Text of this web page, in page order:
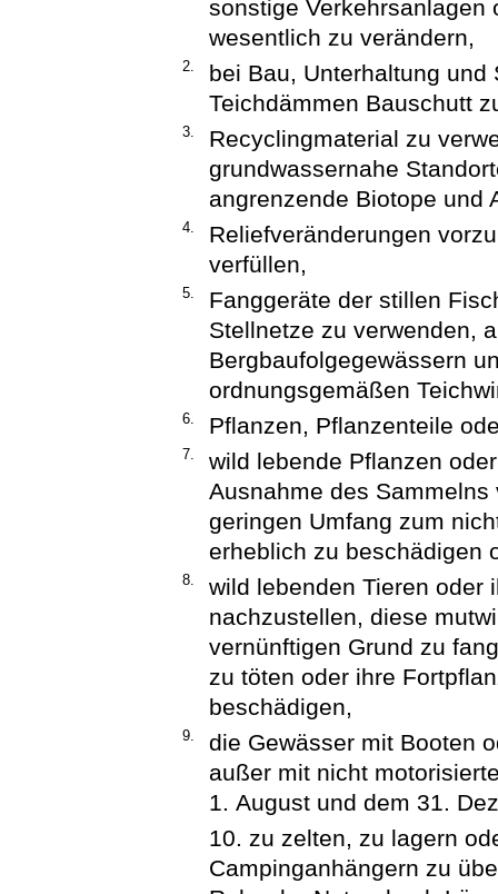
sonstige Verkehrsanlagen
wesentlich zu verändern,
2.
bei Bau, Unterhaltung
Teichdämmen Bauschutt
3.
Recyclingmaterial zu
grundwassernahe
angrenzende Biotope und
4.
Reliefveränderungen
verfüllen,
5.
Fanggeräte der stillen
Stellnetze zu verwenden,
Bergbaufolgegewässern
ordnungsgemäßen
6. Pflanzen, Pflanzenteile
7.
wild lebende Pflanzen
Ausnahme des
geringen Umfang zum
erheblich zu beschädigen
8.
wild lebenden Tieren oder
nachzustellen, diese
vernünftigen Grund zu
zu töten oder ihre
beschädigen,
9.
die Gewässer mit Booten
außer mit nicht
1. August und dem 31.
10. zu zelten, zu lagern
Campinganhängern zu